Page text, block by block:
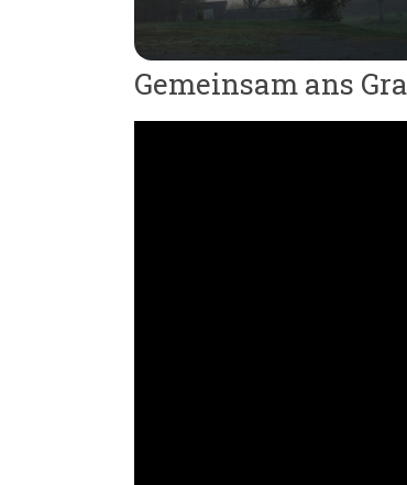
Gemeinsam ans